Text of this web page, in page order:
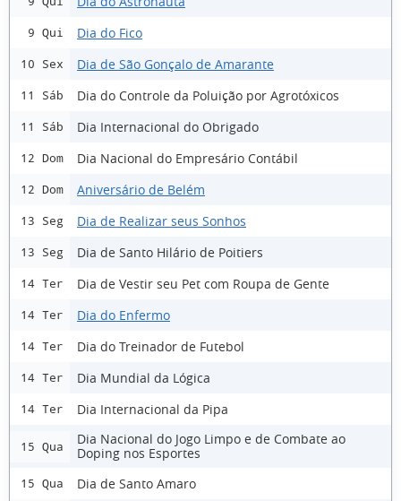
9 Qui Dia do Fico
10 Sex Dia de São Gonçalo de Amarante
11 Sáb Dia do Controle da Poluição por Agrotóxicos
11 Sáb Dia Internacional do Obrigado
12 Dom Dia Nacional do Empresário Contábil
12 Dom Aniversário de Belém
13 Seg Dia de Realizar seus Sonhos
13 Seg Dia de Santo Hilário de Poitiers
14 Ter Dia de Vestir seu Pet com Roupa de Gente
14 Ter Dia do Enfermo
14 Ter Dia do Treinador de Futebol
14 Ter Dia Mundial da Lógica
14 Ter Dia Internacional da Pipa
15 Qua
Dia Nacional do Jogo Limpo e de Combate ao
Doping nos Esportes
15 Qua Dia de Santo Amaro